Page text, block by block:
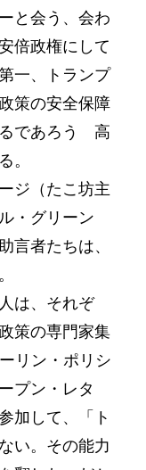
と会う、会わ
倍政権にして
一、トランプ
策の安全保障
であろう 高
。
ジ（たこ坊主
・グリーン
者たちは、
は、それぞ
策の専門家集
リン・ポリシ
プン・レタ
加して、「ト
い。その能力